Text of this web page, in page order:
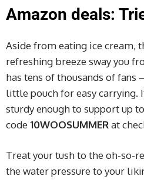
Amazon deals:
Aside from eating ice cream,
refreshing breeze sway you
has tens of thousands of
little pouch for easy carrying.
sturdy enough to support up
code 10WOOSUMMERat
Treat your tush to the oh-so-
the water pressure to your